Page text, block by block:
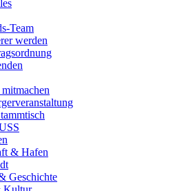
Team
werden
& Hafen
Geschichte